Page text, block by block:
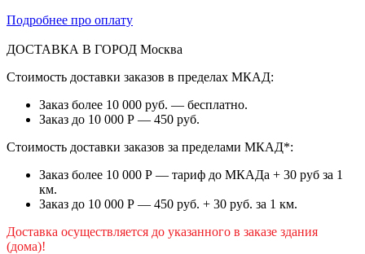
Подробнее про оплату
ДОСТАВКА В ГОРОД Москва
Стоимость доставки заказов в пределах МКАД:
Заказ более 10 000 руб. — бесплатно.
Заказ до 10 000 Р — 450 руб.
Стоимость доставки заказов за пределами МКАД*:
Заказ более 10 000 Р — тариф до МКАДа + 30 руб за 1
км.
Заказ до 10 000 Р — 450 руб. + 30 руб. за 1 км.
Доставка осуществляется до указанного в заказе здания
(дома)!